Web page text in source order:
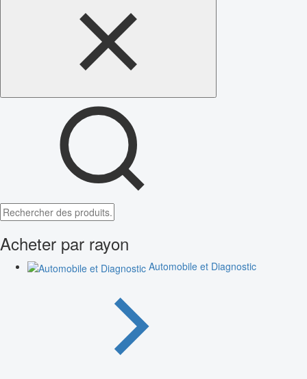
Acheter par rayon
Automobile et Diagnostic